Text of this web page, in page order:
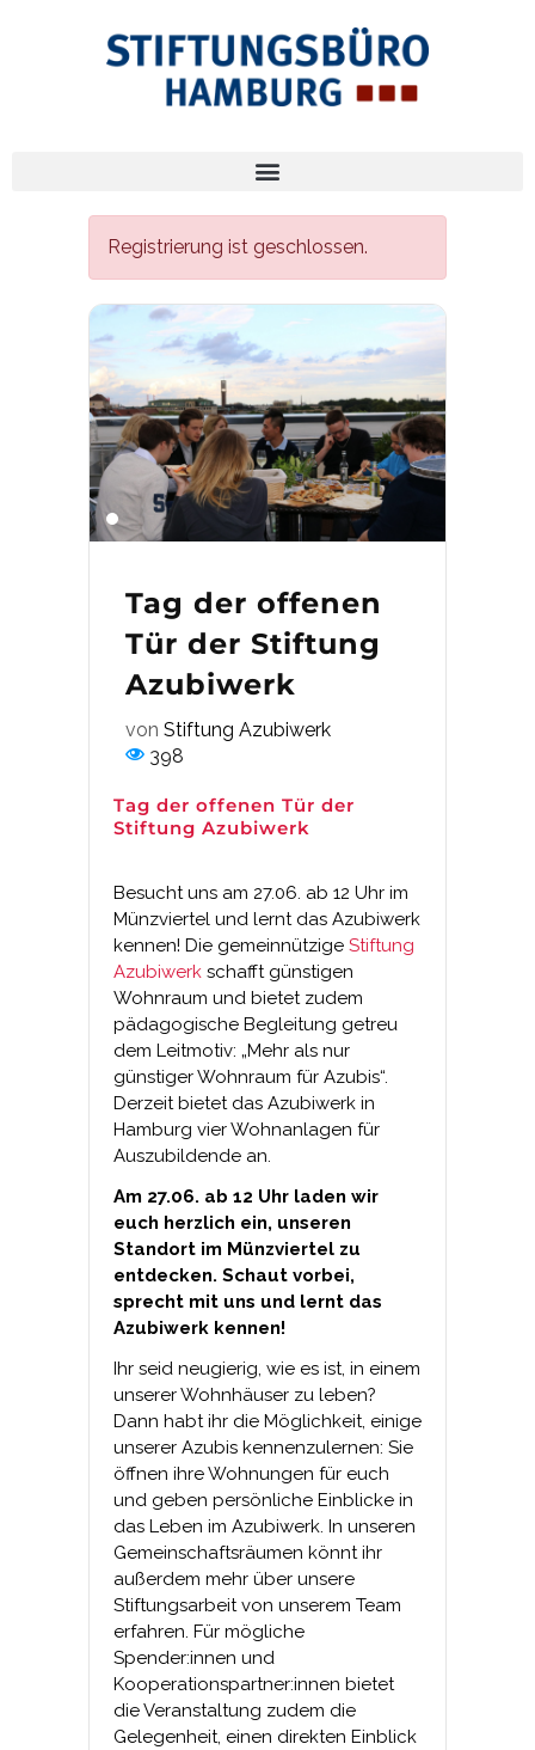
Registrierung ist geschlossen.
Tag der offenen
Tür der Stiftung
Azubiwerk
von Stiftung Azubiwerk
398
Tag der offenen Tür der
Stiftung Azubiwerk
Besucht uns am 27.06. ab 12 Uhr im
Münzviertel und lernt das Azubiwerk
kennen! Die gemeinnützige Stiftung
Azubiwerk schafft günstigen
Wohnraum und bietet zudem
pädagogische Begleitung getreu
dem Leitmotiv: „Mehr als nur
günstiger Wohnraum für Azubis“.
Derzeit bietet das Azubiwerk in
Hamburg vier Wohnanlagen für
Auszubildende an.
Am 27.06. ab 12 Uhr laden wir
euch herzlich ein, unseren
Standort im Münzviertel zu
entdecken. Schaut vorbei,
sprecht mit uns und lernt das
Azubiwerk kennen!
Ihr seid neugierig, wie es ist, in einem
unserer Wohnhäuser zu leben?
Dann habt ihr die Möglichkeit, einige
unserer Azubis kennenzulernen: Sie
öffnen ihre Wohnungen für euch
und geben persönliche Einblicke in
das Leben im Azubiwerk. In unseren
Gemeinschaftsräumen könnt ihr
außerdem mehr über unsere
Stiftungsarbeit von unserem Team
erfahren. Für mögliche
Spender:innen und
Kooperationspartner:innen bietet
die Veranstaltung zudem die
Gelegenheit, einen direkten Einblick